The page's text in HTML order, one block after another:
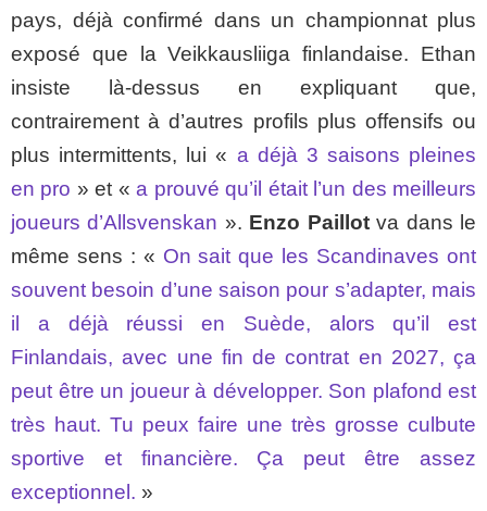
pays, déjà confirmé dans un championnat plus
exposé que la Veikkausliiga finlandaise. Ethan
insiste là-dessus en expliquant que,
contrairement à d’autres profils plus offensifs ou
plus intermittents, lui « a déjà 3 saisons pleines
en pro » et «a prouvé qu’il était l’un des meilleurs
joueurs d’Allsvenskan ». Enzo Paillotva dans le
même sens : « On sait que les Scandinaves ont
souvent besoin d’une saison pour s’adapter, mais
il a déjà réussi en Suède, alors qu’il est
Finlandais, avec une fin de contrat en 2027, ça
peut être un joueur à développer. Son plafond est
très haut. Tu peux faire une très grosse culbute
sportive et financière. Ça peut être assez
exceptionnel. »